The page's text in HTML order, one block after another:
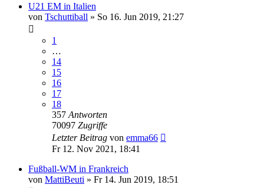
U21 EM in Italien
von Tschuttiball » So 16. Jun 2019, 21:27
1
…
14
15
16
17
18
357 Antworten
70097 Zugriffe
Letzter Beitrag von emma66
Fr 12. Nov 2021, 18:41
Fußball-WM in Frankreich
von MattiBeuti » Fr 14. Jun 2019, 18:51